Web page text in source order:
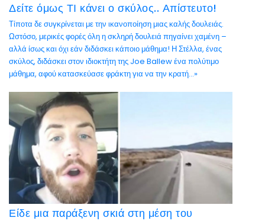
Δείτε όμως ΤΙ κάνει ο σκύλος.. Απίστευτο!
Τίποτα δε συγκρίνεται με την ικανοποίηση μιας καλής δουλειάς.
Ωστόσο, μερικές φορές όλη η σκληρή δουλειά πηγαίνει χαμένη –
αλλά ίσως και όχι εάν διδάσκει κάποιο μάθημα! Η Στέλλα, ένας
σκύλος, διδάσκει στον ιδιοκτήτη της Joe Ballew ένα πολύτιμο
μάθημα, αφού κατασκεύασε φράκτη για να την κρατή...»
Είδε μια παράξενη σκιά στη μέση του